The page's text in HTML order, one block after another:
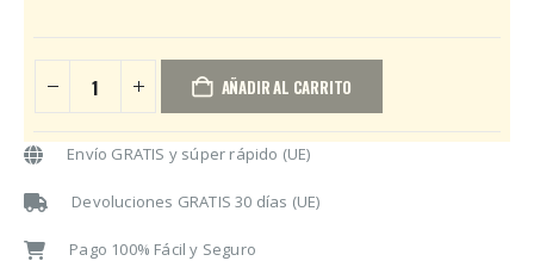
AÑADIR AL CARRITO
Envío GRATIS y súper rápido (UE)
Devoluciones GRATIS 30 días (UE)
Pago 100% Fácil y Seguro